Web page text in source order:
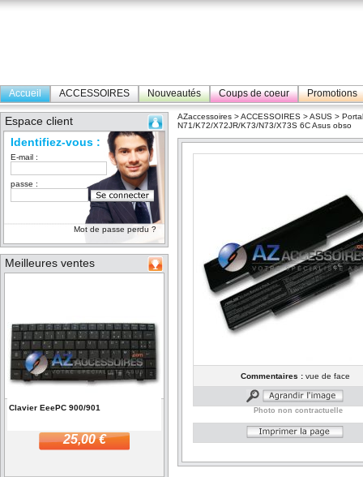
Accueil ACCESSOIRES Nouveautés Coups de coeur Promotions
Espace client
Identifiez-vous :
E-mail :
passe :
Mot de passe perdu ?
Meilleures ventes
Clavier EeePC 900/901
25,00 €
AZaccessoires >ACCESSOIRES >ASUS >
N71/K72/X72JR/K73/N73/X73S 6C Asus obso
Commentaires :vue de face
Photo non contractuelle